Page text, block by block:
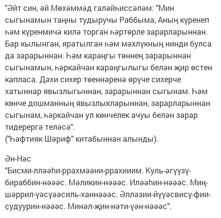
"Әйт син, әй Мөхәммәд галәйһиссәләм: "Мин
сыгынамын таңны тудыручы Раббыма, Аның күренеп
һәм күренмичә килә торган һәртөрле зарарларыннан.
Бар кылынган, яратылган һәм мәхлүкның нинди булса
да зарарыннан. Һәм караңгы төннең зарарыннан
сыгынамын, һәркайчан караңгылыгы белән җир өстен
капласа. Дәхи сихер төеннәренә өрүче сихерче
хатыннар явызлыгыннан, зарарыннан сыгынам. Һәм
көнче дошманның явызлыкларыннан, зарарларыннан
сыгынам, һәркайчан ул көнчелек ачуы белән зарар
тидерергә теләсә".
("Һәфтияк Шәриф" китабыннан алынды).
Ән-Нәс
"Бисми-лләәhи-ррахмәәни-ррахииим. Куль-әгүүзү-
бираббин-нәәәс. Мәликин-нәәәс. Иләәhин-нәәәс. Миң-
шәррил-үәсүәәсиль-ханнәәәс. Әлләзии-йүүәсвисү-фии-
с̣удуурин-нәәәс. Минәл-җин-нәти-үән-нәәәс".